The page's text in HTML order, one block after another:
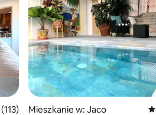
ocena: 4,97 na 5, liczba recenzji: 113
Mieszkanie w: Jaco